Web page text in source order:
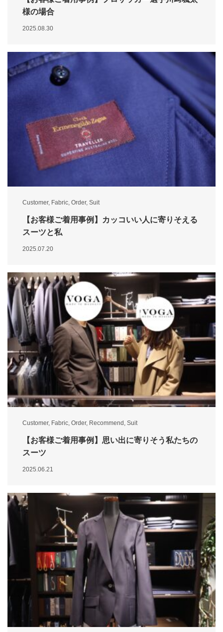
様の場合
2025.08.30
Customer, Fabric, Order, Suit
【お客様ご着用事例】カッコいい人に寄りそえる
スーツと私
2025.07.20
Customer, Fabric Order, Recommend Suit
【お客様ご着用事例】思い出に寄りそう私たちの
スーツ
2025.06.21